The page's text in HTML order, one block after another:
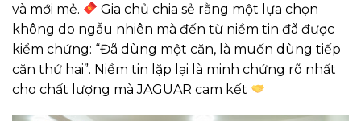
và mới mẻ.
Gia chủ chia sẻ rằng một lựa chọn
không do ngẫu nhiên mà đến từ niềm tin đã được
kiểm chứng: “Đã dùng một căn, là muốn dùng tiếp
căn thứ hai”. Niềm tin lặp lại là minh chứng rõ nhất
cho chất lượng mà JAGUAR cam kết